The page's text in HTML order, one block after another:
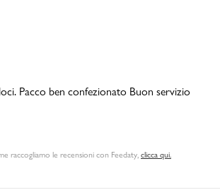
Pacco ben confezionato Buon servizio
raccogliamo le recensioni con Feedaty, clicca qui.